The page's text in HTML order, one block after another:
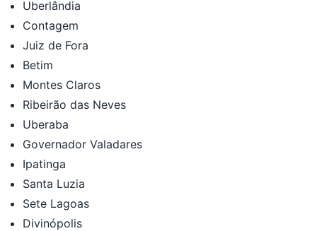
Uberlândia
Contagem
Juiz de Fora
Betim
Montes Claros
Ribeirão das Neves
Uberaba
Governador Valadares
Ipatinga
Santa Luzia
Sete Lagoas
Divinópolis